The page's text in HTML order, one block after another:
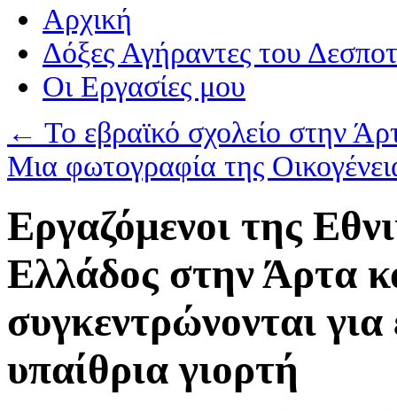
Αρχική
Δόξες Αγήραντες του
Οι Eργασίες μου
← Το εβραϊκό σχολείο στην
Μια φωτογραφία της
Εργαζόμενοι της
Ελλάδος στην Άρτα
συγκεντρώνονται
υπαίθρια γιορτή